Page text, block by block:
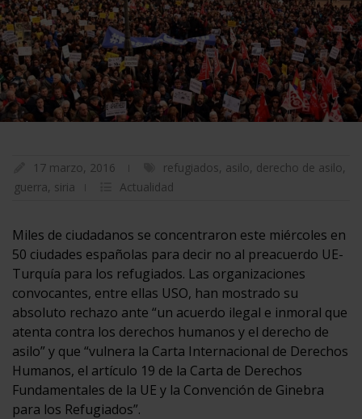
17 marzo, 2016 refugiados, asilo, derecho de asilo,
guerra, siria Actualidad
Miles de ciudadanos se concentraron este miércoles en
50 ciudades españolas para decir no al preacuerdo UE-
Turquía para los refugiados. Las organizaciones
convocantes, entre ellas USO, han mostrado su
absoluto rechazo ante “un acuerdo ilegal e inmoral que
atenta contra los derechos humanos y el derecho de
asilo” y que “vulnera la Carta Internacional de Derechos
Humanos, el artículo 19 de la Carta de Derechos
Fundamentales de la UE y la Convención de Ginebra
para los Refugiados”.